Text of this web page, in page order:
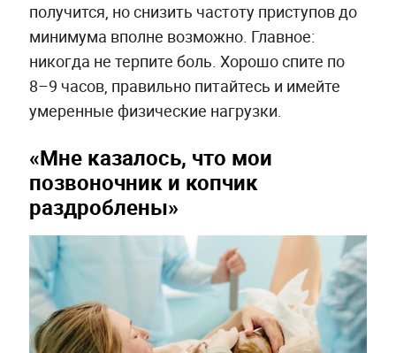
получится, но снизить частоту приступов до
минимума вполне возможно. Главное:
никогда не терпите боль. Хорошо спите по
8–9 часов, правильно питайтесь и имейте
умеренные физические нагрузки.
«Мне казалось, что мои
позвоночник и копчик
раздроблены»